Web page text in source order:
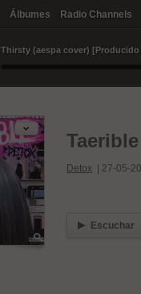
Álbumes Radio Channels
Taerible
Detox 27-05-
Escuchar